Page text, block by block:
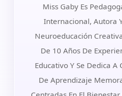
Miss Gaby Es
Internacional, Autora
Neuroeducación
De 10 Años De
Educativo Y Se Dedica
De Aprendizaje